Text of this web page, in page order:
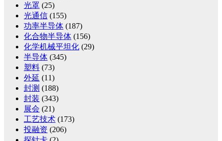
光罩 (25)
光通信 (155)
功率半导体 (187)
化合物半导体 (156)
化学机械平坦化 (29)
半导体 (345)
塑料 (73)
外延 (11)
封测 (188)
封装 (343)
展会 (21)
工艺技术 (173)
投融资 (206)